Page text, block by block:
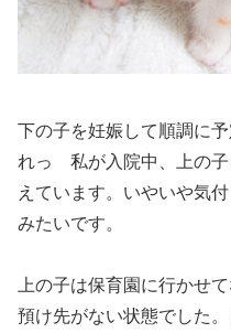
下の子を妊娠して順調に
れっ 私が入院中、上の子
えています。いやいや気
みたいです。
上の子は保育園に行かせ
預け先がない状態でした